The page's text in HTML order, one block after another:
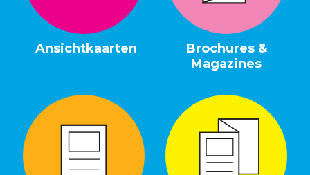
Ansichtkaarten
Brochures &
Magazines